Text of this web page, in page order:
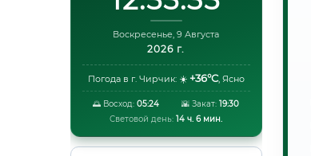
Воскресенье, 9 Августа
2026 г.
Погода в г. Чирчик: ☀️ +36°C, Ясно
🌅 Восход:05:24 🌇 Закат: 19:30
Световой день: 14 ч. 6 мин.